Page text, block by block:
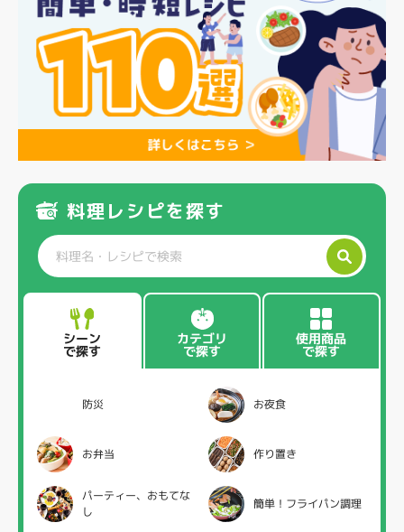
料理レシピを探す
シーン
で探す
カテゴリ
で探す
使用商品
で探す
防災 お夜食
お弁当 作り置き
パーティー、おもてな
し
簡単！フライパン調理